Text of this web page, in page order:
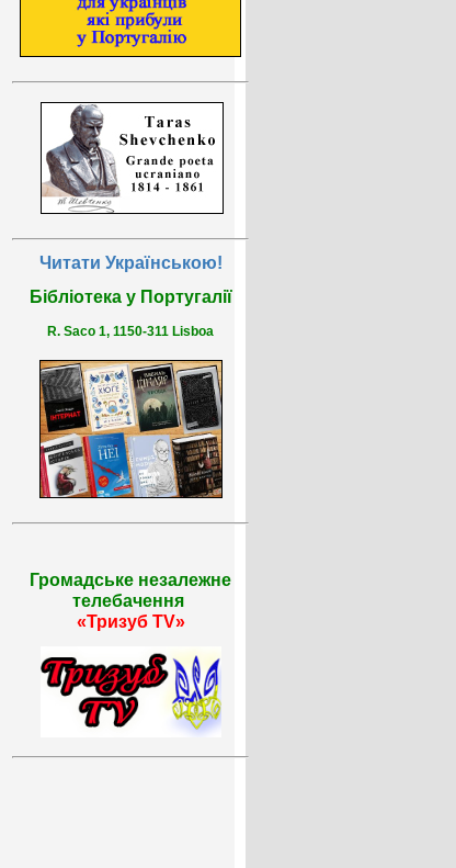
Читати Українською!
Бібліотека у Португалії
R. Saco 1, 1150-311 Lisboa
Громадське незалежне
телебачення
«Тризуб TV»